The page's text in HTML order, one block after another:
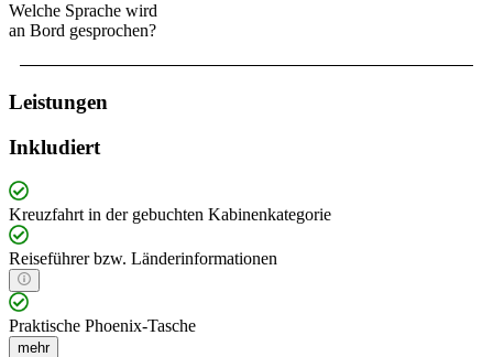
Welche Sprache wird
an Bord gesprochen?
Leistungen
Inkludiert
Kreuzfahrt in der gebuchten Kabinenkategorie
Reiseführer bzw. Länderinformationen
Praktische Phoenix-Tasche
mehr